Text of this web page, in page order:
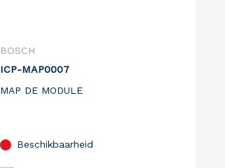
BOSCH
ICP-MAP0007
MAP DE MODULE
Beschikbaarheid